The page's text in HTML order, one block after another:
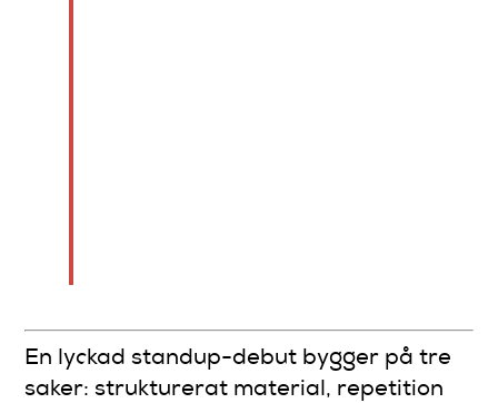
En lyckad standup-debut bygger på tre
saker: strukturerat material, repetition